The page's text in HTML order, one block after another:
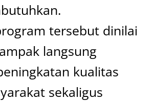
tersebut dinilai
langsung
kualitas
sekaligus